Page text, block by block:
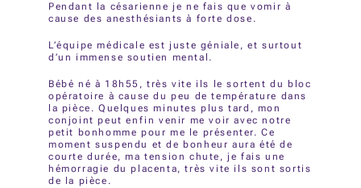
Pendant la césarienne je ne fais que vomir à
cause des anesthésiants à forte dose.
L’équipe médicale est juste géniale, et surtout
d’un immense soutien mental.
Bébé né à 18h55, très vite ils le sortent du bloc
opératoire à cause du peu de température dans
la pièce. Quelques minutes plus tard, mon
conjoint peut enfin venir me voir avec notre
petit bonhomme pour me le présenter. Ce
moment suspendu et de bonheur aura été de
courte durée, ma tension chute, je fais une
hémorragie du placenta, très vite ils sont sortis
de la pièce.